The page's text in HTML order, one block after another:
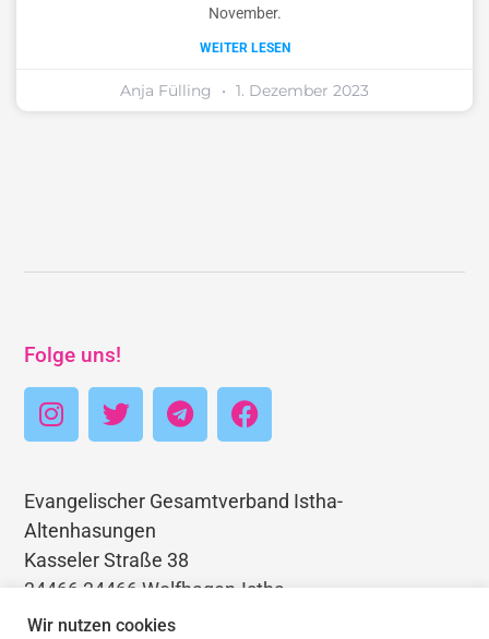
November.
WEITER LESEN
Anja Fülling 1. Dezember 2023
Folge uns!
Evangelischer Gesamtverband Istha-
Altenhasungen
Kasseler Straße 38
34466 34466 Wolfhagen-Istha
Telefon: 05692 3403768
Wir nutzen cookies